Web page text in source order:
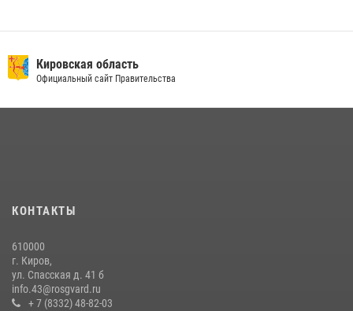
вневедомственную охрану и поступления в ведомственные вузы
22 июля 2026, 14:51 1 2
В Кирове и Кирово-Чепецке росгвардейцы задержали
подозреваемых в хулиганстве
19 июля 2026, 07:00
Кировская область
Официальный сайт Правительства
КОНТАКТЫ
610000
г. Киров,
ул. Спасская д. 41 б
info.43@rosgvard.ru
+ 7 (8332) 48-82-03